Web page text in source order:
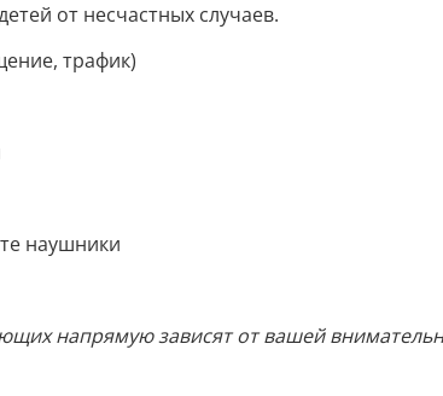
от несчастных случаев.
трафик)
наушники
напрямую зависят от вашей